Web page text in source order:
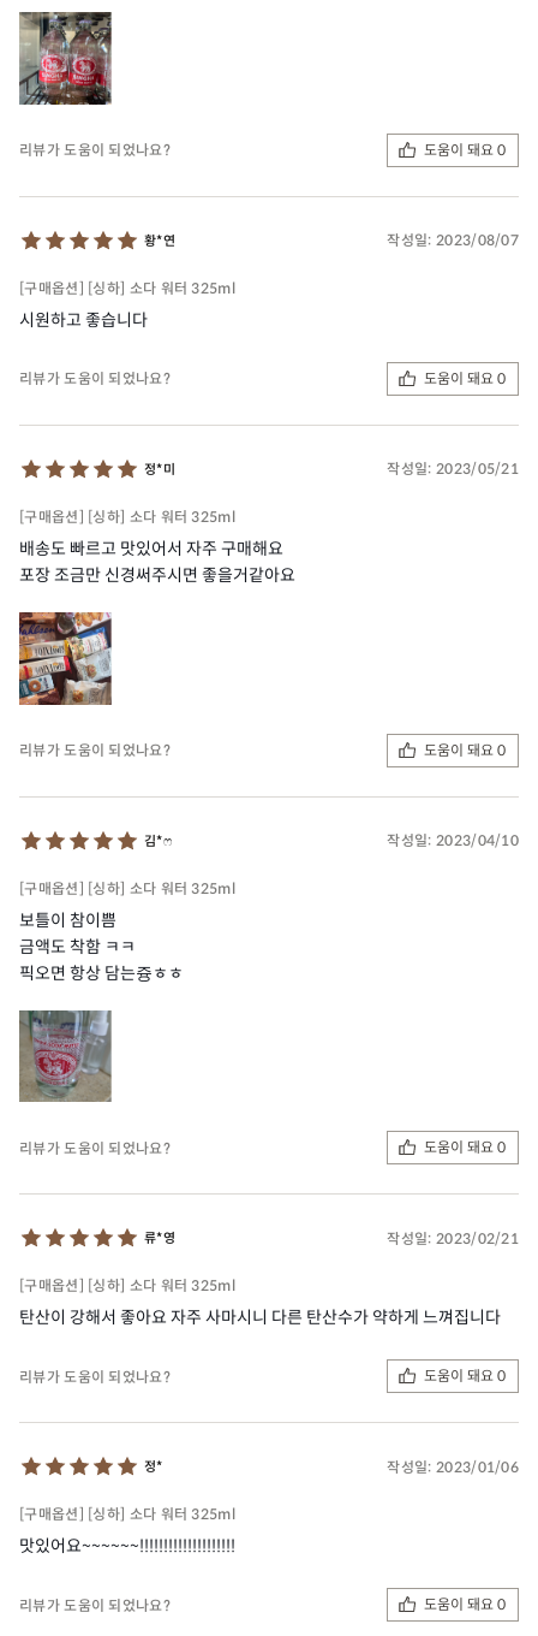
리뷰가 도움이 되었나요? 도움이 돼요 0
황*연 작성일: 2023/08/07
[구매옵션] [싱하] 소다 워터 325ml
시원하고 좋습니다
리뷰가 도움이 되었나요? 도움이 돼요 0
정*미 작성일: 2023/05/21
[구매옵션] [싱하] 소다 워터 325ml
배송도 빠르고 맛있어서 자주 구매해요
포장 조금만 신경써주시면 좋을거같아요
리뷰가 도움이 되었나요? 도움이 돼요 0
김*ෆ 작성일: 2023/04/10
[구매옵션] [싱하] 소다 워터 325ml
보틀이 참이쁨
금액도 착함 ㅋㅋ
픽오면 항상 담는즁ㅎㅎ
리뷰가 도움이 되었나요? 도움이 돼요 0
류*영 작성일: 2023/02/21
[구매옵션] [싱하] 소다 워터 325ml
탄산이 강해서 좋아요 자주 사마시니 다른 탄산수가 약하게 느껴집니다
리뷰가 도움이 되었나요? 도움이 돼요 0
정* 작성일: 2023/01/06
[구매옵션] [싱하] 소다 워터 325ml
맛있어요~~~~~~!!!!!!!!!!!!!!!!!!!!
리뷰가 도움이 되었나요? 도움이 돼요 0